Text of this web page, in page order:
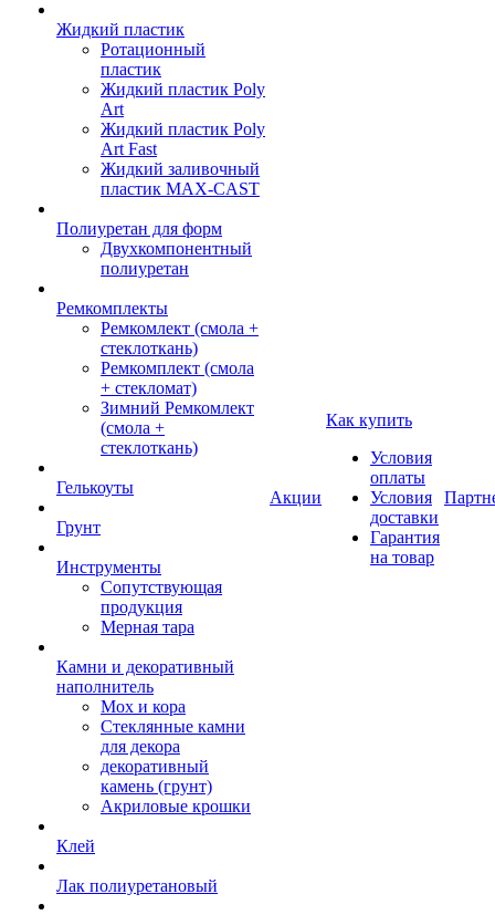
Жидкий пластик
Ротационный
пластик
Жидкий пластик Poly
Art
Жидкий пластик Poly
Art Fast
Жидкий заливочный
пластик MAX-CAST
Полиуретан для форм
Двухкомпонентный
полиуретан
Ремкомплекты
Ремкомлект (смола +
стеклоткань)
Ремкомплект (смола
+ стекломат)
Зимний Ремкомлект
(смола +
стеклоткань)
Гелькоуты
Грунт
Инструменты
Сопутствующая
продукция
Мерная тара
Камни и декоративный
наполнитель
Мох и кора
Стеклянные камни
для декора
декоративный
камень (грунт)
Акриловые крошки
Клей
Лак полиуретановый
Акции
Как купить
Условия
оплаты
Условия
доставки
Гарантия
на товар